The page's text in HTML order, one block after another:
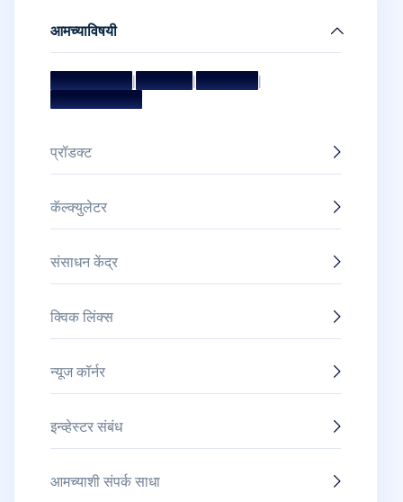
आमच्याविषयी
मिशन आणि व्हिजन|मॅनेजमेंट टीम|संचालक मंडळ|
पुरस्कार आणि सन्मान
प्रॉडक्ट
कॅल्क्युलेटर
संसाधन केंद्र
क्विक लिंक्स
न्यूज कॉर्नर
इन्व्हेस्टर संबंध
आमच्याशी संपर्क साधा